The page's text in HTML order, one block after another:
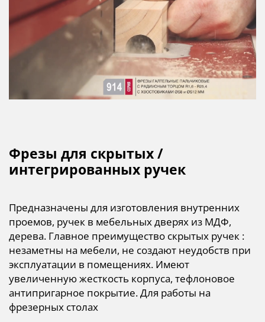
Фрезы для скрытых /
интегрированных ручек
Предназначены для изготовления внутренних
проемов, ручек в мебельных дверях из МДФ,
дерева. Главное преимущество скрытых ручек :
незаметны на мебели, не создают неудобств при
эксплуатации в помещениях. Имеют
увеличенную жесткость корпуса, тефлоновое
антипригарное покрытие. Для работы на
фрезерных столах